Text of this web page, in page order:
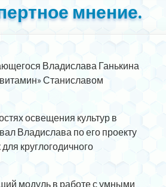
мнение.
Владислава Ганькина
Станиславом
освещения культур в
Владислава по его проекту
круглогодичного
модуль в работе с умными